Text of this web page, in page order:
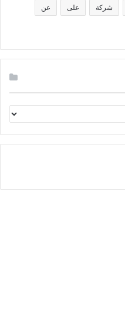
شركة على عن